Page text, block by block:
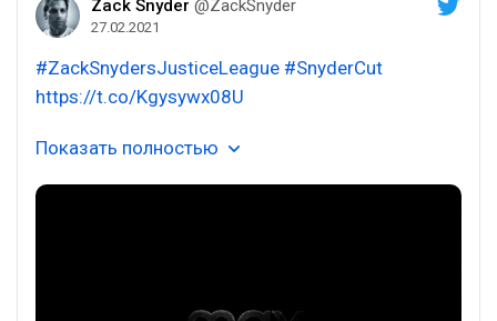
Zack Snyder @ZackSnyder
27.02.2021
#ZackSnydersJusticeLeague #SnyderCut
https://t.co/Kgysywx08U
Показать полностью